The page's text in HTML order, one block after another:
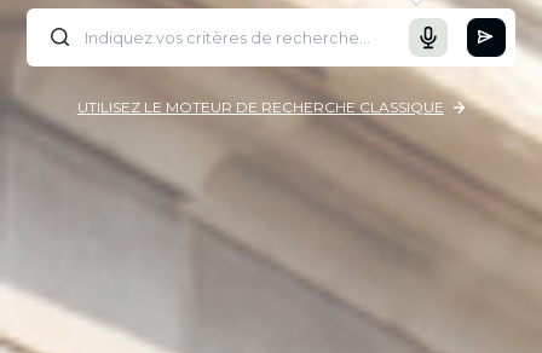
UTILISEZ LE MOTEUR DE RECHERCHE CLASSIQUE